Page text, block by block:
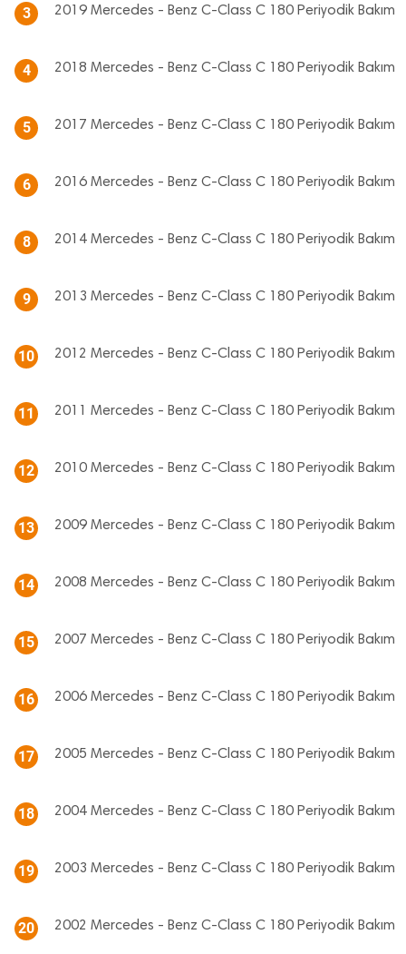
3 2019 Mercedes - Benz C-Class C 180 Periyodik Bakım
4 2018 Mercedes - Benz C-Class C 180 Periyodik Bakım
5 2017 Mercedes - Benz C-Class C 180 Periyodik Bakım
6 2016 Mercedes - Benz C-Class C 180 Periyodik Bakım
8 2014 Mercedes - Benz C-Class C 180 Periyodik Bakım
9 2013 Mercedes - Benz C-Class C 180 Periyodik Bakım
10 2012 Mercedes - Benz C-Class C 180 Periyodik Bakım
11 2011 Mercedes - Benz C-Class C 180 Periyodik Bakım
12 2010 Mercedes - Benz C-Class C 180 Periyodik Bakım
13 2009 Mercedes - Benz C-Class C 180 Periyodik Bakım
14 2008 Mercedes - Benz C-Class C 180 Periyodik Bakım
15 2007 Mercedes - Benz C-Class C 180 Periyodik Bakım
16 2006 Mercedes - Benz C-Class C 180 Periyodik Bakım
17 2005 Mercedes - Benz C-Class C 180 Periyodik Bakım
18 2004 Mercedes - Benz C-Class C 180 Periyodik Bakım
19 2003 Mercedes - Benz C-Class C 180 Periyodik Bakım
20 2002 Mercedes - Benz C-Class C 180 Periyodik Bakım